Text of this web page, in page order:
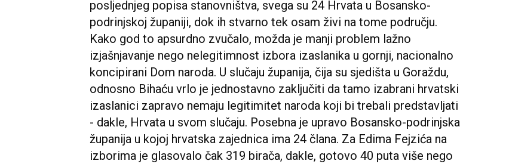
posljednjeg popisa stanovništva, svega su 24 Hrvata u Bosansko-
podrinjskoj županiji, dok ih stvarno tek osam živi na tome području.
Kako god to apsurdno zvučalo, možda je manji problem lažno
izjašnjavanje nego nelegitimnost izbora izaslanika u gornji, nacionalno
koncipirani Dom naroda. U slučaju županija, čija su sjedišta u Goraždu,
odnosno Bihaću vrlo je jednostavno zaključiti da tamo izabrani hrvatski
izaslanici zapravo nemaju legitimitet naroda koji bi trebali predstavljati
- dakle, Hrvata u svom slučaju. Posebna je upravo Bosansko-podrinjska
županija u kojoj hrvatska zajednica ima 24 člana. Za Edima Fejzića na
izborima je glasovalo čak 319 birača, dakle, gotovo 40 puta više nego